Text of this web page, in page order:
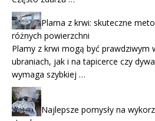
Plama z krwi: skuteczne
różnych powierzchni
Plamy z krwi mogą być prawdziwym
ubraniach, jak i na tapicerce czy
wymaga szybkiej …
Najlepsze pomysły na